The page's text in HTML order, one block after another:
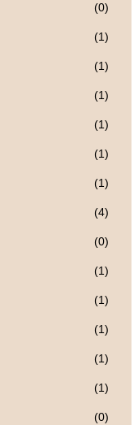
(0)
(1)
(1)
(1)
(1)
(1)
(1)
(4)
(0)
(1)
(1)
(1)
(1)
(1)
(0)